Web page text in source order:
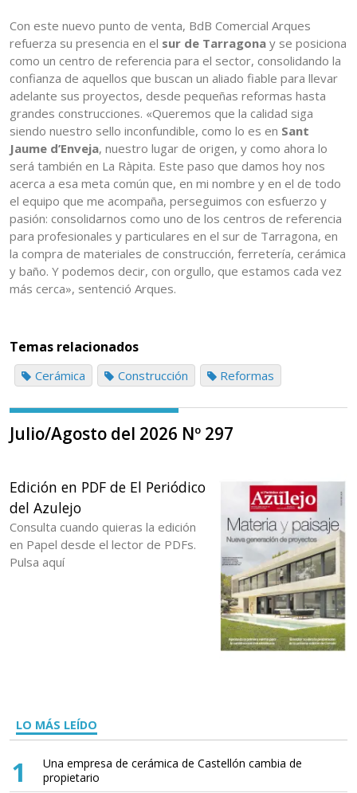
Con este nuevo punto de venta, BdB Comercial Arques
refuerza su presencia en el sur de Tarragona y se posiciona
como un centro de referencia para el sector, consolidando la
confianza de aquellos que buscan un aliado fiable para llevar
adelante sus proyectos, desde pequeñas reformas hasta
grandes construcciones. «Queremos que la calidad siga
siendo nuestro sello inconfundible, como lo es en Sant
Jaume d’Enveja, nuestro lugar de origen, y como ahora lo
será también en La Ràpita. Este paso que damos hoy nos
acerca a esa meta común que, en mi nombre y en el de todo
el equipo que me acompaña, perseguimos con esfuerzo y
pasión: consolidarnos como uno de los centros de referencia
para profesionales y particulares en el sur de Tarragona, en
la compra de materiales de construcción, ferretería, cerámica
y baño. Y podemos decir, con orgullo, que estamos cada vez
más cerca», sentenció Arques.
Temas relacionados
Cerámica Construcción Reformas
Julio/Agosto del 2026 Nº 297
Edición en PDF de El Periódico
del Azulejo
Consulta cuando quieras la edición
en Papel desde el lector de PDFs.
Pulsa aquí
LO MÁS LEÍDO
1
Una empresa de cerámica de Castellón cambia de
propietario